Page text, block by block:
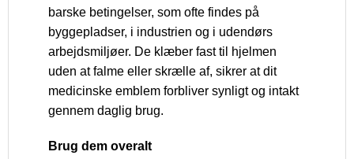
barske betingelser, som ofte findes på
byggepladser, i industrien og i udendørs
arbejdsmiljøer. De klæber fast til hjelmen
uden at falme eller skrælle af, sikrer at dit
medicinske emblem forbliver synligt og intakt
gennem daglig brug.
Brug dem overalt